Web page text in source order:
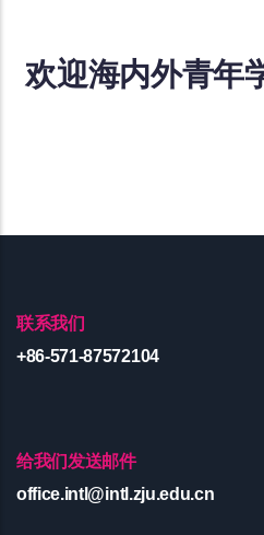
欢迎海内外青年
联系我们
+86-571-87572104
给我们发送邮件
office.intl@intl.zju.edu.cn